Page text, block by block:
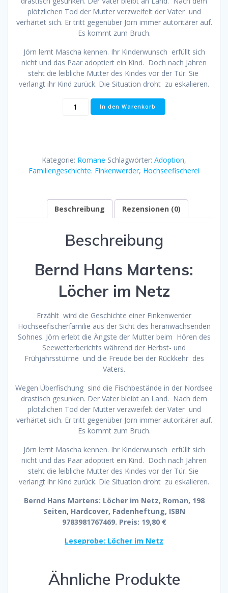
plötzlichen Tod der Mutter verzweifelt der Vater und
verhärtet sich. Er tritt gegenüber Jörn immer autoritärer auf.
Es kommt zum Bruch.
Jörn lernt Mascha kennen. Ihr Kinderwunsch erfüllt sich
nicht und das Paar adoptiert ein Kind. Doch nach Jahren
steht die leibliche Mutter des Kindes vor der Tür. Sie
verlangt ihr Kind zurück. Die Situation droht zu eskalieren.
Bernd
Hans
Netz
Menge
In den Warenkorb
Kategorie: Romane Schlagwörter: Adoption,
Familiengeschichte. Finkenwerder, Hochseefischerei
Beschreibung Rezensionen (0)
Beschreibung
Bernd Hans Martens:
Löcher im Netz
Erzählt wird die Geschichte einer Finkenwerder
Hochseefischerfamilie aus der Sicht des heranwachsenden
Sohnes. Jörn erlebt die Ängste der Mutter beim Hören des
Seewetterberichts während der Herbst- und
Frühjahrsstürme und die Freude bei der Rückkehr des
Vaters.
Wegen Überfischung sind die Fischbestände in der Nordsee
drastisch gesunken. Der Vater bleibt an Land. Nach dem
plötzlichen Tod der Mutter verzweifelt der Vater und
verhärtet sich. Er tritt gegenüber Jörn immer autoritärer auf.
Es kommt zum Bruch.
Jörn lernt Mascha kennen. Ihr Kinderwunsch erfüllt sich
nicht und das Paar adoptiert ein Kind. Doch nach Jahren
steht die leibliche Mutter des Kindes vor der Tür. Sie
verlangt ihr Kind zurück. Die Situation droht zu eskalieren.
Bernd Hans Martens: Löcher im Netz, Roman, 198
Seiten, Hardcover, Fadenheftung, ISBN
9783981767469. Preis: 19,80 €
Leseprobe: Löcher im Netz
Ähnliche Produkte